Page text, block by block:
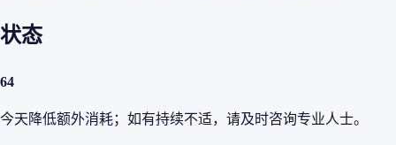
状态
64
今天降低额外消耗；如有持续不适，请及时咨询专业人士。